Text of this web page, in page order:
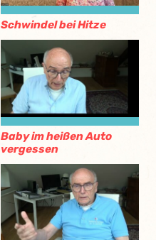
Schwindel bei Hitze
Baby im heißen Auto
vergessen